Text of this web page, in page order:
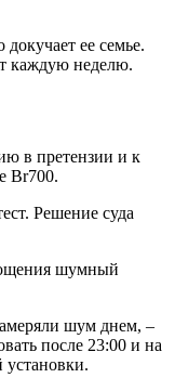
ее семье.
каждую неделю.
в претензии и к
Br700.
Решение суда
шум днем, –
после 23:00 и на
установки.